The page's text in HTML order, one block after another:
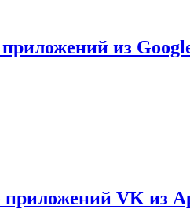
из
приложений VK из